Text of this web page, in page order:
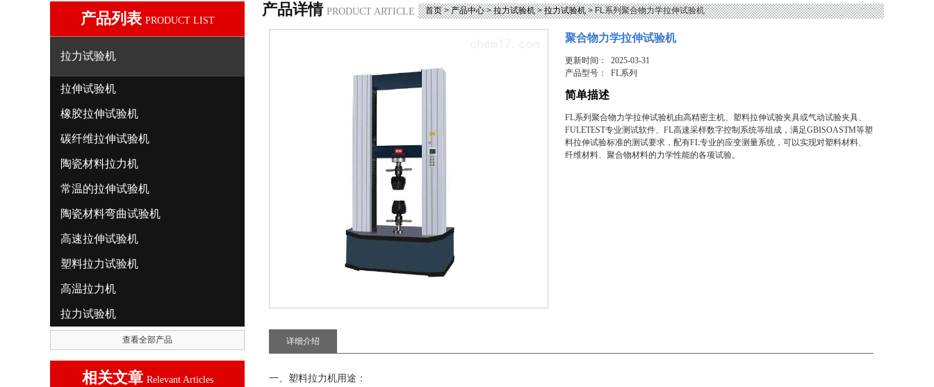
产品列表 PRODUCT LIST
拉力试验机
拉伸试验机
橡胶拉伸试验机
碳纤维拉伸试验机
陶瓷材料拉力机
常温的拉伸试验机
陶瓷材料弯曲试验机
高速拉伸试验机
塑料拉力试验机
高温拉力机
拉力试验机
查看全部产品
相关文章 Relevant Articles
产品详情 PRODUCT ARTICLE 首页>产品中心>拉力试验机>拉力试验机> FL系列聚合物力学拉伸试验机
聚合物力学拉伸试验机
更新时间： 2025-03-31
产品型号：FL系列
简单描述
FL系列聚合物力学拉伸试验机由高精密主机、塑料拉伸试验夹具或气动试验夹具、
FULETEST专业测试软件、FL高速采样数字控制系统等组成，满足GBISOASTM等塑
料拉伸试验标准的测试要求，配有FL专业的应变测量系统，可以实现对塑料材料、
纤维材料、聚合物材料的力学性能的各项试验。
详细介绍
一、塑料拉力机用途：